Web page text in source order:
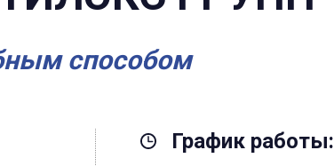
способом
График работы: